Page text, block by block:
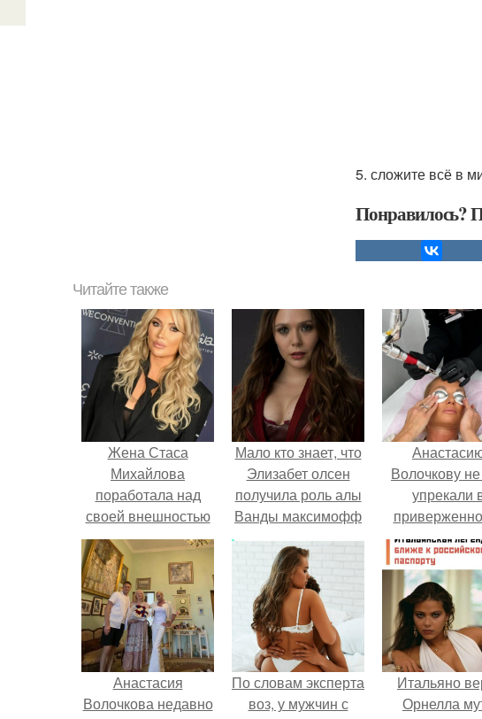
5. сложите всё в
Понравилось?
Читайте также
Жена Стаса
Михайлова
поработала над
своей внешностью
так что поклонники
перестали узнавать
её.
Мало кто знает, что
Элизабет олсен
получила роль алы
Ванды максимофф
не сразу.
Волочкову
упрекали
устаревшим
Анастасия
Волочкова недавно
По словам эксперта
воз, у мужчин с
Итальяно
Орнелла